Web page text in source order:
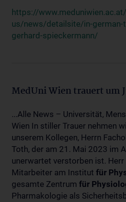
https://
us/news/detailsite/in-german-
gerhard-spieckermann/
MedUni Wien trauert um
...Alle News – Universität,
Wien In stiller Trauer nehmen
unserem Kollegen, Herrn
Toth, der am 21. Mai 2023 im
unerwartet verstorben ist.
Mitarbeiter am Institut für
gesamte Zentrum für
Pharmakologie als